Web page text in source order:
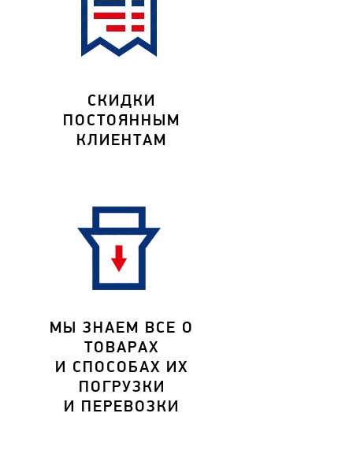
СКИДКИ
ПОСТОЯННЫМ
КЛИЕНТАМ
МЫ ЗНАЕМ ВСЕ О
ТОВАРАХ
И СПОСОБАХ ИХ
ПОГРУЗКИ
И ПЕРЕВОЗКИ